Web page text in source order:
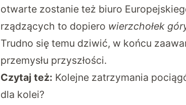
otwarte zostanie też biuro
rządzących to dopiero wierzchołek
Trudno się temu dziwić, w końcu
przemysłu przyszłości.
Czytaj też: Kolejne zatrzymania
dla kolei?